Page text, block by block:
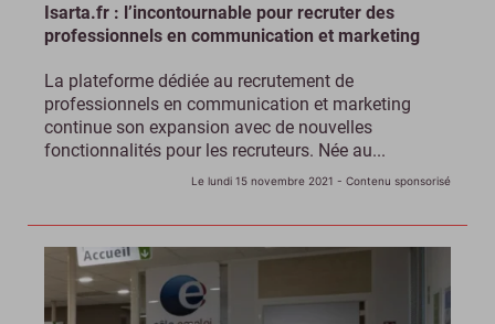
Isarta.fr : l’incontournable pour recruter des
professionnels en communication et marketing
La plateforme dédiée au recrutement de
professionnels en communication et marketing
continue son expansion avec de nouvelles
fonctionnalités pour les recruteurs. Née au...
Le lundi 15 novembre 2021 - Contenu sponsorisé